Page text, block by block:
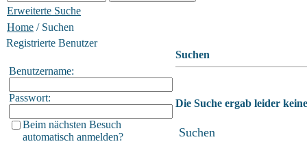
Erweiterte Suche
Home / Suchen
Registrierte Benutzer
Benutzername:
Passwort:
Beim nächsten Besuch
automatisch anmelden?
Suchen
Die Suche ergab leider
Suchen